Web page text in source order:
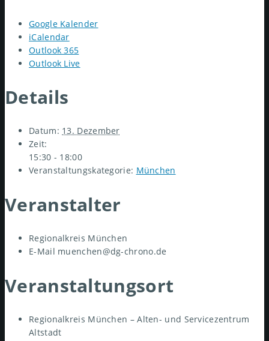
Google Kalender
iCalendar
Outlook 365
Outlook Live
Details
Datum: 13. Dezember
Zeit:
15:30 - 18:00
Veranstaltungskategorie: München
Veranstalter
Regionalkreis München
E-Mail muenchen@dg-chrono.de
Veranstaltungsort
Regionalkreis München – Alten- und Servicezentrum
Altstadt